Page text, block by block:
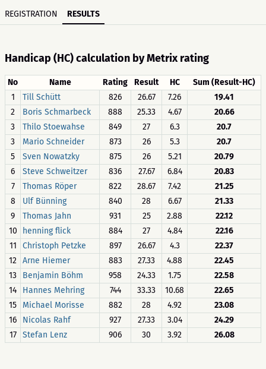
REGISTRATION RESULTS
Handicap (HC) calculation by Metrix rating
No Name Rating Result HC
Sum (Result-HC)
1
Till Schütt 826 26.67 7.26
19.41
2
Boris Schmarbeck 888 25.33 4.67
20.66
3
Thilo Stoewahse 849 27 6.3
20.7
3
Mario Schneider 873 26 5.3
20.7
5
Sven Nowatzky 875 26 5.21
20.79
6
Steve Schweitzer 836 27.67 6.84
20.83
7
Thomas Röper 822 28.67 7.42
21.25
8
Ulf Bünning 840 28 6.67
21.33
9
Thomas Jahn 931 25 2.88
22.12
10
henning flick 884 27 4.84
22.16
11
Christoph Petzke 897 26.67 4.3
22.37
12 Arne Hiemer 883 27.33 4.88
22.45
13
Benjamin Böhm 958 24.33 1.75
22.58
14
Hannes Mehring 744 33.33 10.68
22.65
15
Michael Morisse 882 28 4.92
23.08
16
Nicolas Rahf 927 27.33 3.04
24.29
17
Stefan Lenz 906 30 3.92 26.08